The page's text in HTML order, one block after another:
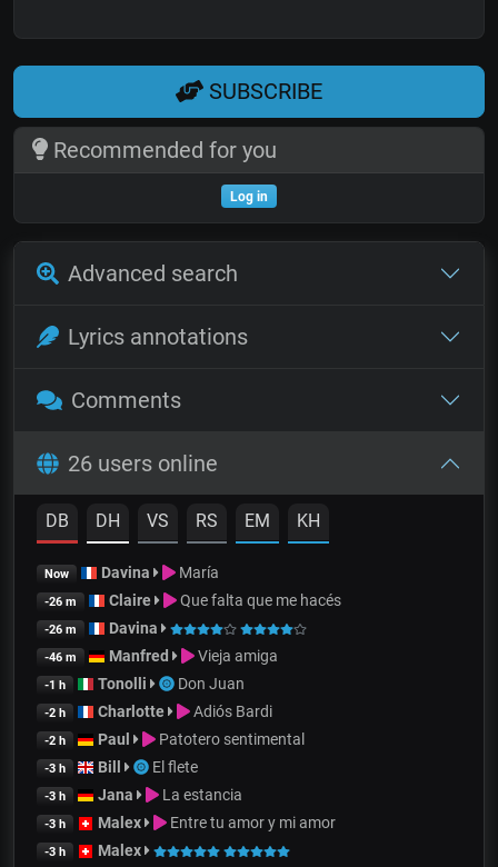
SUBSCRIBE
Recommended for you
Log in
Advanced search
Lyrics annotations
Comments
26 users online
DB DH VS RS EM KH
Now Davina María
-26 m Claire Que falta que me hacés
-26 m Davina
-46 m Manfred Vieja amiga
-1 h Tonolli Don Juan
-2 h Charlotte Adiós Bardi
-2 h Paul Patotero sentimental
-3 h Bill El flete
-3 h Jana La estancia
-3 h Malex Entre tu amor y mi amor
-3 h Malex